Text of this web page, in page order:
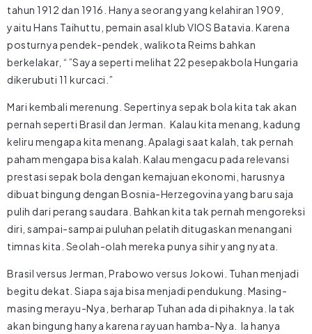
tahun 1912 dan 1916. Hanya seorang yang kelahiran 1909,
yaitu Hans Taihuttu, pemain asal klub VIOS Batavia. Karena
posturnya pendek-pendek, walikota Reims bahkan
berkelakar, “”Saya seperti melihat 22 pesepakbola Hungaria
dikerubuti 11 kurcaci.”
Mari kembali merenung. Sepertinya sepak bola kita tak akan
pernah seperti Brasil dan Jerman. Kalau kita menang, kadung
keliru mengapa kita menang. Apalagi saat kalah, tak pernah
paham mengapa bisa kalah. Kalau mengacu pada relevansi
prestasi sepak bola dengan kemajuan ekonomi, harusnya
dibuat bingung dengan Bosnia-Herzegovina yang baru saja
pulih dari perang saudara. Bahkan kita tak pernah mengoreksi
diri, sampai-sampai puluhan pelatih ditugaskan menangani
timnas kita. Seolah-olah mereka punya sihir yang nyata.
Brasil versus Jerman, Prabowo versus Jokowi. Tuhan menjadi
begitu dekat. Siapa saja bisa menjadi pendukung. Masing-
masing merayu-Nya, berharap Tuhan ada di pihaknya. Ia tak
akan bingung hanya karena rayuan hamba-Nya. Ia hanya